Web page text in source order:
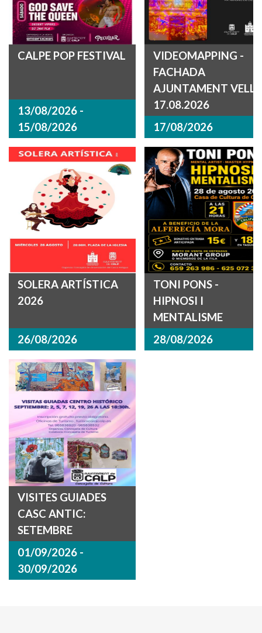
CALPE POP FESTIVAL
13/08/2026 -
15/08/2026
VIDEOMAPPING -
FACHADA
AJUNTAMENT VELL
17.08.2026
17/08/2026
SOLERA ARTÍSTICA
2026
26/08/2026
TONI PONS -
HIPNOSI I
MENTALISME
28/08/2026
VISITES GUIADES
CASC ANTIC:
SETEMBRE
01/09/2026 -
30/09/2026